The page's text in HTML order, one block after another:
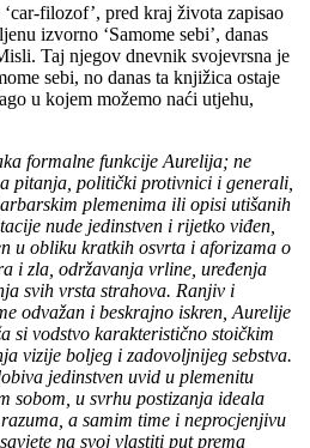
filozof’, pred kraj života zapisao
izvorno ‘Samome sebi’, danas
Taj njegov dnevnik svojevrsna je
sebi, no danas ta knjižica ostaje
u kojem možemo naći utjehu,
formalne funkcije Aurelija; ne
pitanja, politički protivnici i generali,
plemenima ili opisi utišanih
nude jedinstven i rijetko viđen,
u obliku kratkih osvrta i aforizama o
i zla, održavanja vrline, uređenja
svih vrsta strahova. Ranjiv i
odvažan i beskrajno iskren, Aurelije
si vodstvo karakteristično stoičkim
vizije boljeg i zadovoljnijeg sebstva.
jedinstven uvid u plemenitu
sobom, u svrhu postizanja ideala
a samim time i neprocjenjivu
na svoj vlastiti put prema